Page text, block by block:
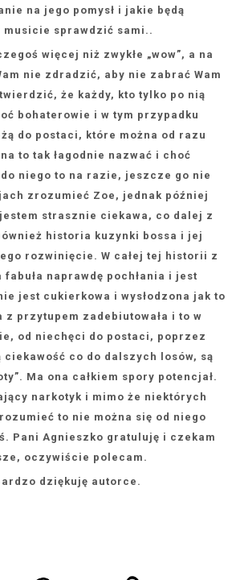
na jego pomysł i jakie będą
sprawdzić sami..
więcej niż zwykłe „wow”, a na
nie zdradzić, aby nie zabrać Wam
że każdy, kto tylko po nią
bohaterowie i w tym przypadku
do postaci, które można od razu
to tak łagodnie nazwać i choć
niego to na razie, jeszcze go nie
zrozumieć Zoe, jednak później
strasznie ciekawa, co dalej z
historia kuzynki bossa i jej
rozwinięcie. W całej tej historii z
naprawdę pochłania i jest
jest cukierkowa i wysłodzona jak to
przytupem zadebiutowała i to w
od niechęci do postaci, poprzez
co do dalszych losów, są
Ma ona całkiem spory potencjał.
narkotyk i mimo że niektórych
to nie można się od niego
Pani Agnieszko gratuluję i czekam
oczywiście polecam.
dziękuję autorce.